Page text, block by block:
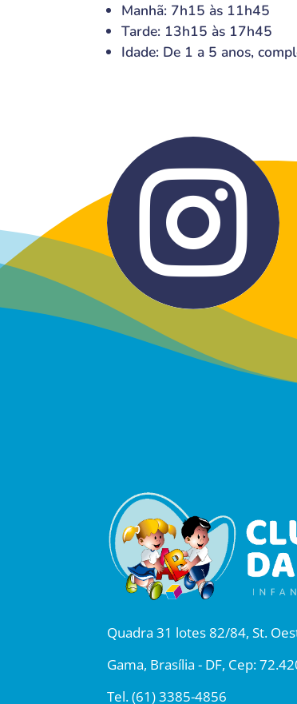
Manhã: 7h15 às 11h45
Tarde: 13h15 às 17h45
Idade: De 1 a 5 anos,

Quadra 31 lotes 82/84, St.
Gama, Brasília - DF, Cep:
Tel.(61) 3385-4856